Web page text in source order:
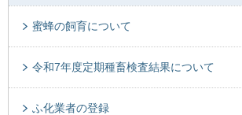
蜜蜂の飼育について
令和7年度定期種畜検査結果について
ふ化業者の登録